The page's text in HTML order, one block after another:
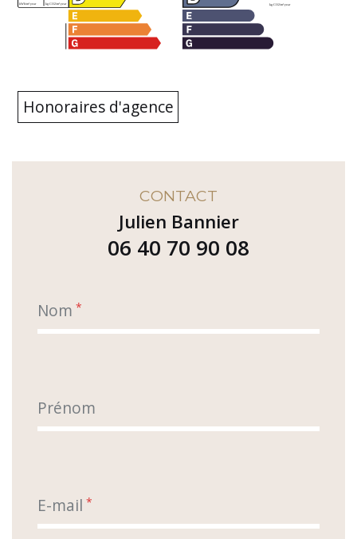
Honoraires d'agence
CONTACT
Julien Bannier
06 40 70 90 08
Nom *
Prénom
E-mail *